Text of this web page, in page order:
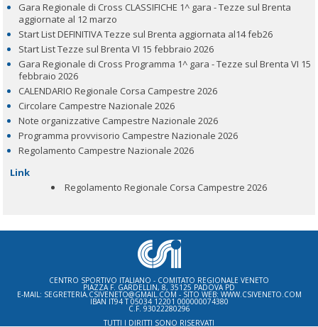
Gara Regionale di Cross CLASSIFICHE 1^ gara - Tezze sul Brenta
aggiornate al 12 marzo
Start List DEFINITIVA Tezze sul Brenta aggiornata al14 feb26
Start List Tezze sul Brenta VI 15 febbraio 2026
Gara Regionale di Cross Programma 1^ gara - Tezze sul Brenta VI 15
febbraio 2026
CALENDARIO Regionale Corsa Campestre 2026
Circolare Campestre Nazionale 2026
Note organizzative Campestre Nazionale 2026
Programma provvisorio Campestre Nazionale 2026
Regolamento Campestre Nazionale 2026
Link
Regolamento Regionale Corsa Campestre 2026
CENTRO SPORTIVO ITALIANO - COMITATO REGIONALE VENETO
PIAZZA F. GARDELLIN, 8, 35125 PADOVA PD
E-MAIL: SEGRETERIA.CSIVENETO@GMAIL.COM - SITO WEB: WWW.CSIVENETO.COM
IBAN IT94 T 05034 12201 000000074380
C.F. 93022280296
TUTTI I DIRITTI SONO RISERVATI